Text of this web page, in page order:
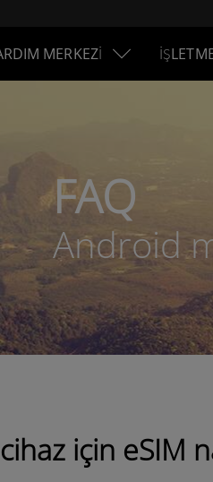
MERKEZİ
FAQ
Android
için eSIM